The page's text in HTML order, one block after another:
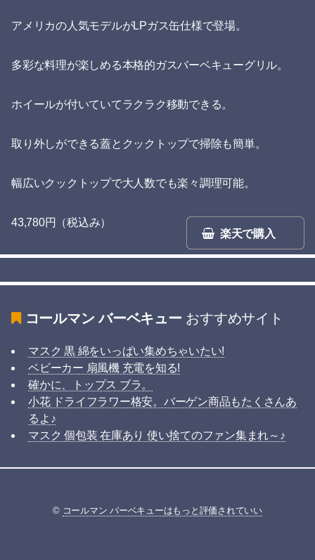
アメリカの人気モデルがLPガス缶仕様で登場。
多彩な料理が楽しめる本格的ガスバーベキューグリル。
ホイールが付いていてラクラク移動できる。
取り外しができる蓋とクックトップで掃除も簡単。
幅広いクックトップで大人数でも楽々調理可能。
楽天で購入
43,780円（税込み）
コールマン バーベキュー おすすめサイト
マスク 黒 綿をいっぱい集めちゃいたい!
ベビーカー 扇風機 充電を知る!
確かに、トップス ブラ。
小花 ドライフラワー格安。バーゲン商品もたくさんあ
るよ♪
マスク 個包装 在庫あり 使い捨てのファン集まれ～♪
© コールマン バーベキューはもっと評価されていい